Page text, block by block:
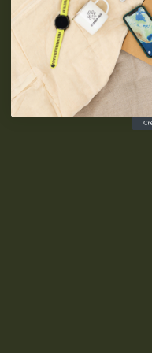
VALUTAOMSKIFTER